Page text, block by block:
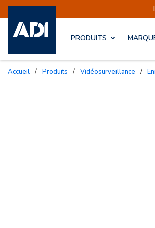
PRODUITS
Accueil / Produits / Vidéosurveillance /